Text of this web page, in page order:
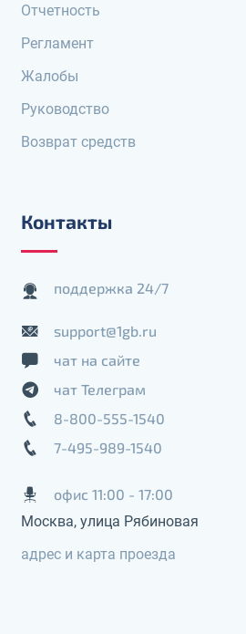
Отчетность
Регламент
Жалобы
Руководство
Возврат средств
Контакты
поддержка 24/7
support@1gb.ru
чат на сайте
чат Телеграм
8-800-555-1540
7-495-989-1540
офис 11:00 - 17:00
Москва, улица Рябиновая
адрес и карта проезда